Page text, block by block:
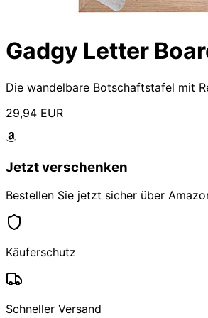
Gadgy Letter
Die wandelbare Botschaftstafel mit
29,94 EUR
Jetzt verschenken
Bestellen Sie jetzt sicher über
Käuferschutz
Schneller Versand